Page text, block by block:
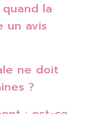
la
un avis
ne doit
?